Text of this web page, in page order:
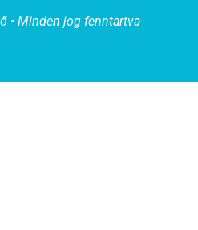
• Minden jog fenntartva